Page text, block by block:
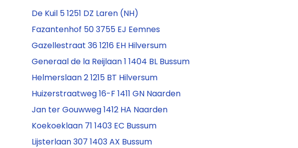
De Kuil 5 1251 DZ Laren (NH)
Fazantenhof 50 3755 EJ Eemnes
Gazellestraat 36 1216 EH Hilversum
Generaal de la Reijlaan 1 1404 BL Bussum
Helmerslaan 2 1215 BT Hilversum
Huizerstraatweg 16-F 1411 GN Naarden
Jan ter Gouwweg 1412 HA Naarden
Koekoeklaan 71 1403 EC Bussum
Lijsterlaan 307 1403 AX Bussum